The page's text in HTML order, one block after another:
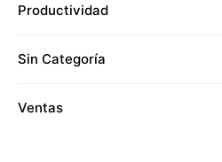
Productividad
Sin Categoría
Ventas